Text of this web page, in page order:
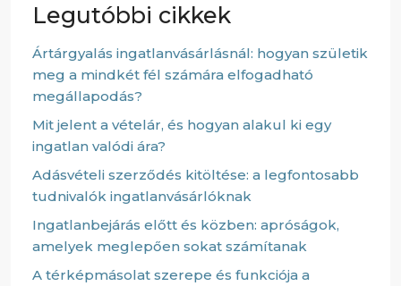
Legutóbbi cikkek
Ártárgyalás ingatlanvásárlásnál: hogyan születik
meg a mindkét fél számára elfogadható
megállapodás?
Mit jelent a vételár, és hogyan alakul ki egy
ingatlan valódi ára?
Adásvételi szerződés kitöltése: a legfontosabb
tudnivalók ingatlanvásárlóknak
Ingatlanbejárás előtt és közben: apróságok,
amelyek meglepően sokat számítanak
A térképmásolat szerepe és funkciója a